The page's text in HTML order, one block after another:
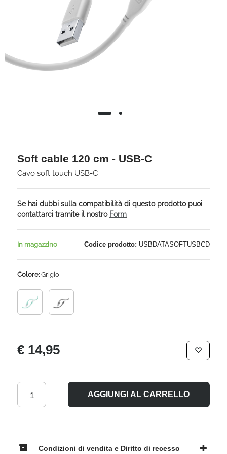
Soft cable 120 cm - USB-C
Cavo soft touch USB-C
Se hai dubbi sulla compatibilità di questo prodotto puoi
contattarci tramite il nostro Form
In magazzino Codice prodotto: USBDATASOFTUSBCD
Colore:Grigio
€ 14,95
AGGIUNGI AL CARRELLO
Condizioni di vendita e Diritto di recesso